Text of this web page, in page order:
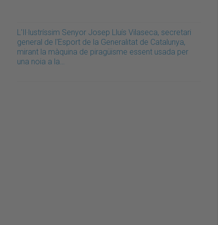
L'Il·lustríssim Senyor Josep Lluís Vilaseca, secretari
general de l'Esport de la Generalitat de Catalunya,
mirant la màquina de piragüisme essent usada per
una noia a la…